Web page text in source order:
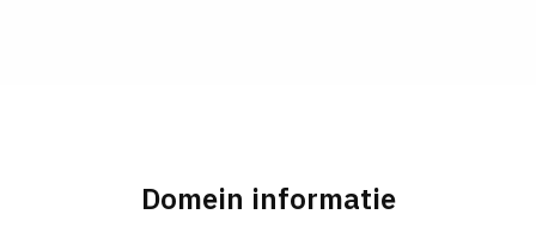
Domein informatie